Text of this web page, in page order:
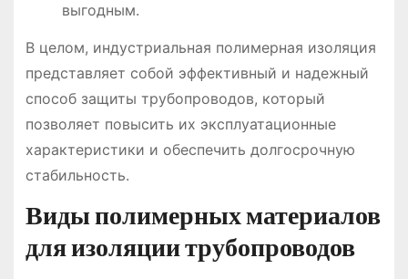
выгодным.
В целом, индустриальная полимерная изоляция
представляет собой эффективный и надежный
способ защиты трубопроводов, который
позволяет повысить их эксплуатационные
характеристики и обеспечить долгосрочную
стабильность.
Виды полимерных материалов
для изоляции трубопроводов